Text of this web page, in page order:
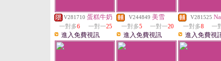
V281710 蛋糕牛奶
一對多6 一對一25
進入免費視訊
V244849 美雪
一對多5 一對一20
進入免費視訊
V281525
一對多8 一
進入免費視